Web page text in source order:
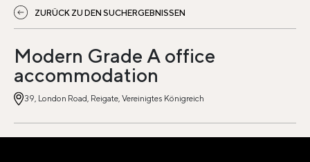
ZURÜCK ZU DEN SUCHERGEBNISSEN
Modern Grade A office
accommodation
39, London Road, Reigate, Vereinigtes Königreich